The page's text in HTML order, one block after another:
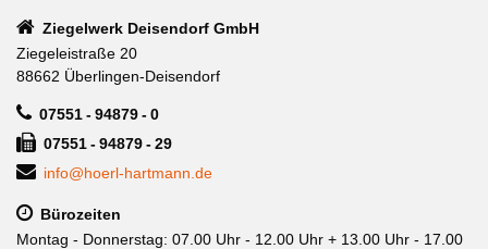
Ziegelwerk Deisendorf GmbH
Ziegeleistraße 20
88662 Überlingen-Deisendorf
07551 - 94879 - 0
07551 - 94879 - 29
info@hoerl-hartmann.de
Bürozeiten
Montag - Donnerstag: 07.00 Uhr - 12.00 Uhr + 13.00 Uhr - 17.00